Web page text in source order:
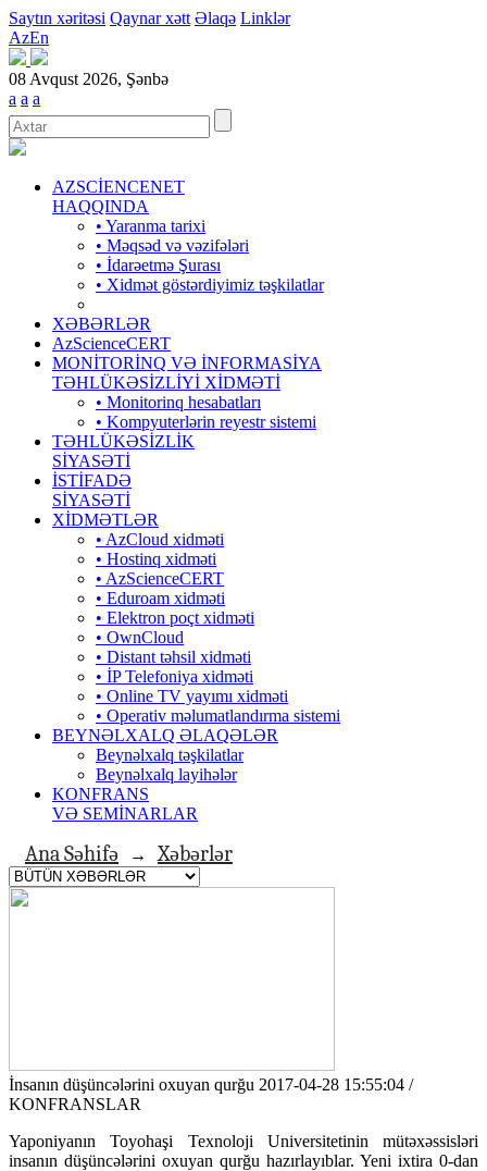
Saytın xəritəsi Qaynar xətt Əlaqə Linklər
AzEn
08 Avqust 2026, Şənbə
a a a
AZSCİENCENET
HAQQINDA
• Yaranma tarixi
• Məqsəd və vəzifələri
• İdarəetmə Şurası
• Xidmət göstərdiyimiz təşkilatlar
XƏBƏRLƏR
AzScienceCERT
MONİTORİNQ VƏ İNFORMASİYA
TƏHLÜKƏSİZLİYİ XİDMƏTİ
• Monitorinq hesabatları
• Kompyuterlərin reyestr sistemi
TƏHLÜKƏSİZLİK
SİYASƏTİ
İSTİFADƏ
SİYASƏTİ
XİDMƏTLƏR
• AzCloud xidməti
• Hostinq xidməti
• AzScienceCERT
• Eduroam xidməti
• Elektron poçt xidməti
• OwnCloud
• Distant təhsil xidməti
• İP Telefoniya xidməti
• Оnline TV yayımı xidməti
• Operativ məlumatlandırma sistemi
BEYNƏLXALQ ƏLAQƏLƏR
Beynəlxalq təşkilatlar
Beynəlxalq layihələr
KONFRANS
VƏ SEMİNARLAR
Ana Səhifə → Xəbərlər
İnsanın düşüncələrini oxuyan qurğu 2017-04-28 15:55:04 /
KONFRANSLAR
Yaponiyanın Toyohaşi Texnoloji Universitetinin mütəxəssisləri
insanın düşüncələrini oxuyan qurğu hazırlayıblar. Yeni ixtira 0-dan